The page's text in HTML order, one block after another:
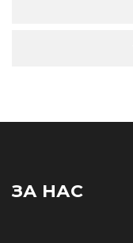
ЗА НАС